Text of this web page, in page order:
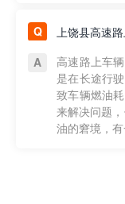
上饶县高速
高速路上车
是在长途行
致车辆燃油
来解决问题
油的窘境，